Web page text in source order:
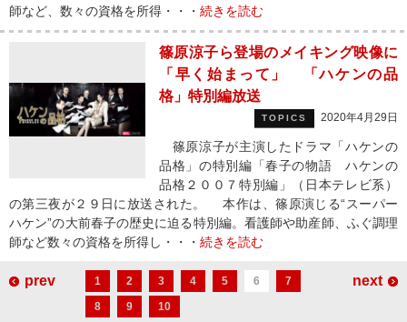
師など、数々の資格を所得・・・ 続きを読む
篠原涼子ら登場のメイキング映像に
「早く始まって」 「ハケンの品
格」特別編放送
TOPICS 2020年4月29日
篠原涼子が主演したドラマ「ハケンの
品格」の特別編「春子の物語 ハケンの
品格２００７特別編」（日本テレビ系）
の第三夜が２９日に放送された。 本作は、篠原演じる“スーパー
ハケン”の大前春子の歴史に迫る特別編。看護師や助産師、ふぐ調理
師など数々の資格を所得し・・・ 続きを読む
prev 1 2 3 4 5 6
7
8
9 10
next